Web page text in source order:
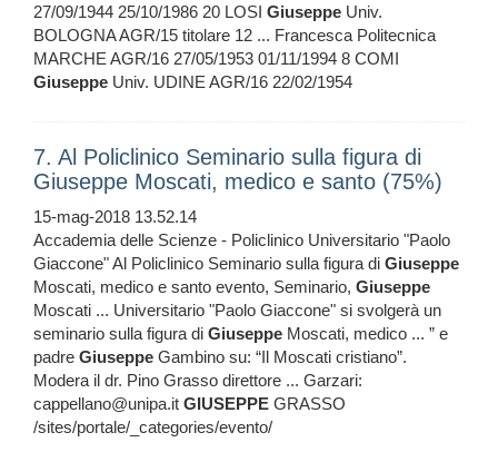
27/09/1944 25/10/1986 20 LOSI Giuseppe Univ.
BOLOGNA AGR/15 titolare 12 ... Francesca Politecnica
MARCHE AGR/16 27/05/1953 01/11/1994 8 COMI
Giuseppe Univ. UDINE AGR/16 22/02/1954
7. Al Policlinico Seminario sulla figura di
Giuseppe Moscati, medico e santo (75%)
15-mag-2018 13.52.14
Accademia delle Scienze - Policlinico Universitario "Paolo
Giaccone" Al Policlinico Seminario sulla figura di Giuseppe
Moscati, medico e santo evento, Seminario, Giuseppe
Moscati ... Universitario "Paolo Giaccone" si svolgerà un
seminario sulla figura di Giuseppe Moscati, medico ... ” e
padre Giuseppe Gambino su: “Il Moscati cristiano”.
Modera il dr. Pino Grasso direttore ... Garzari:
cappellano@unipa.it GIUSEPPE GRASSO
/sites/portale/_categories/evento/